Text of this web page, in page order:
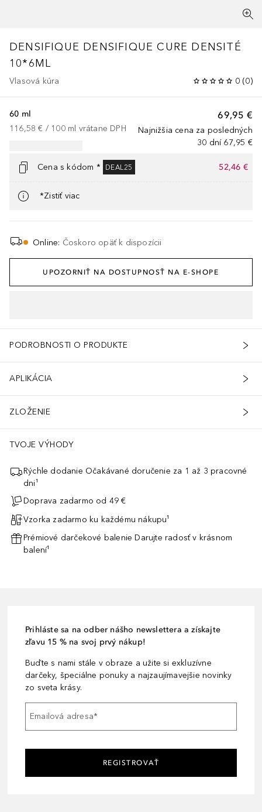
DENSIFIQUE DENSIFIQUE CURE DENSITÉ
10*6ML
Vlasová kúra 0 (0)
69,95 €
Najnižšia cena za posledných
30 dní 67,95 €
60 ml
116,58 € / 100 ml vrátane DPH
Cena s kódom * DEAL25 52,46 €
*Zistiť viac
Online: Čoskoro opäť k dispozícii
UPOZORNIŤ NA DOSTUPNOSŤ NA E-SHOPE
PODROBNOSTI O PRODUKTE
APLIKÁCIA
ZLOŽENIE
TVOJE VÝHODY
Rýchle dodanie Očakávané doručenie za 1 až 3 pracovné
dni¹
Doprava zadarmo od 49 €
Vzorka zadarmo ku každému nákupu¹
Prémiové darčekové balenie Darujte radosť v krásnom
balení¹
Prihláste sa na odber nášho newslettera a získajte
zľavu 15 % na svoj prvý nákup!
Buďte s nami stále v obraze a užite si exkluzívne
darčeky, špeciálne ponuky a najzaujímavejšie novinky
zo sveta krásy.
Emailová adresa*
REGISTROVAŤ